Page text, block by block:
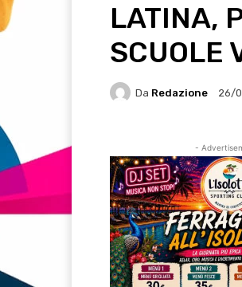
LATINA,
SCUOLE
Da Redazione 26/
-